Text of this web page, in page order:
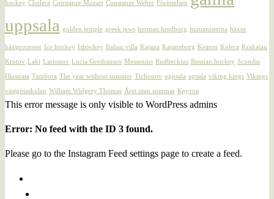
hockey Cholera Constanze Mozart Constanze Weber Förintelsen
uppsala golden temple greek jews herman lundborg humanisterna häxor
häxprocesser Ice hockey Ishockey Italian villa Kajana Kajaneborg Keaton Kolera Krakatau
Krutov Laki Larionov Lucia Grothausen Messenius Rudbeckius Russian hockey Scondia
Illustrata Tambora The year without summer Tichonov uppsala upsala viking kings Vikings
västgötaskolan William Widgery Thomas Året utan sommar Крутов
This error message is only visible to WordPress admins
Error: No feed with the ID 3 found.
Please go to the Instagram Feed settings page to create a feed.